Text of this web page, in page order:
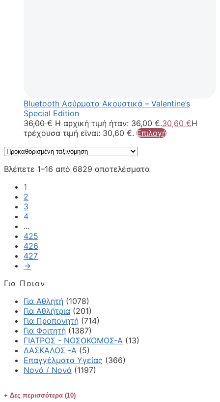
Bluetooth Ασύρματα Ακουστικά – Valentine’s
Special Edition
36,00€ Η αρχική τιμή ήταν: 36,00 €.30,60 €Η
τρέχουσα τιμή είναι: 30,60 €. Επιλογή
Βλέπετε 1–16 από 6829 αποτελέσματα
1
2
3
4
...
425
426
427
→
Για Ποιον
Για Αθλητή (1078)
Για Αθλήτρια (201)
Για Προπονητή (714)
Για Φοιτητή (1387)
ΓΙΑΤΡΟΣ - ΝΟΣΟΚΟΜΟΣ-Α (13)
ΔΑΣΚΑΛΟΣ -Α (5)
Επαγγέλματα Υγείας (366)
Νονά / Νονό (1197)
Δες περισσότερα (10)